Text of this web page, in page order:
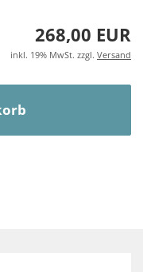
268,00 EUR
inkl. 19% MwSt. zzgl. Versand